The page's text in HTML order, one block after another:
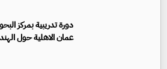
دورة تدريبية بمركز
عمان الاهلية حول